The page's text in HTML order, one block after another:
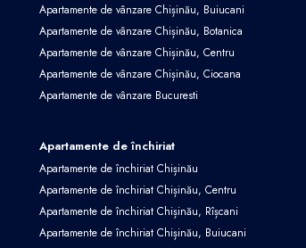
Apartamente de vânzare Chișinău, Buiucani
Apartamente de vânzare Chișinău, Botanica
Apartamente de vânzare Chișinău, Centru
Apartamente de vânzare Chișinău, Ciocana
Apartamente de vânzare Bucuresti
Apartamente de închiriat
Apartamente de închiriat Chișinău
Apartamente de închiriat Chișinău, Centru
Apartamente de închiriat Chișinău, Rîșcani
Apartamente de închiriat Chișinău, Buiucani